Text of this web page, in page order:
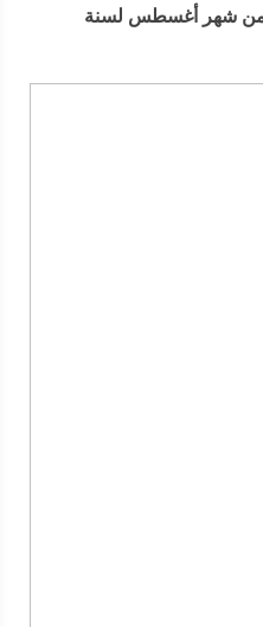
الموافق الخميس 18 من شهر أغسطس لسنة